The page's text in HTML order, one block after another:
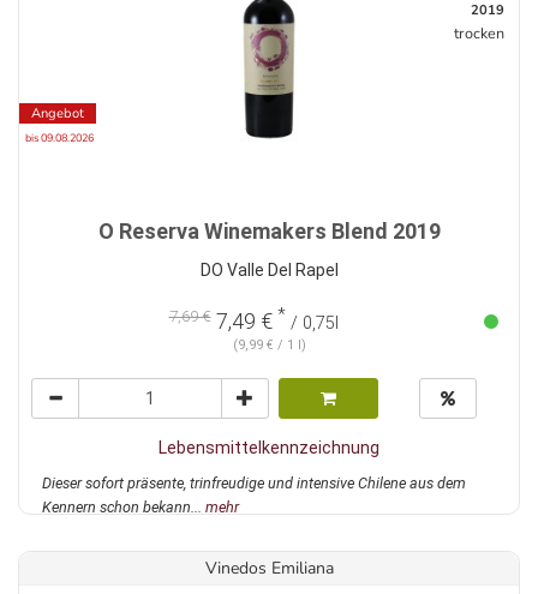
Angebot
bis 09.08.2026
2019
trocken
O Reserva Winemakers Blend 2019
DO Valle Del Rapel
7,69 €7,49 € * / 0,75l
(9,99 € / 1 l)
Lebensmittelkennzeichnung
Dieser sofort präsente, trinfreudige und intensive Chilene aus dem
Kennern schon bekann... mehr
Vinedos Emiliana